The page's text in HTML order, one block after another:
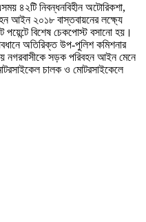
৪২টি নিবন্ধনবিহীন অটোরিকশা,
আইন ২০১৮ বাস্তবায়নের লক্ষ্যে
পয়েন্টে বিশেষ চেকপোস্ট বসানো হয়।
অতিরিক্ত উপ-পুলিশ কমিশনার
নগরবাসীকে সড়ক পরিবহন আইন মেনে
চালক ও মোটরসাইকেলে